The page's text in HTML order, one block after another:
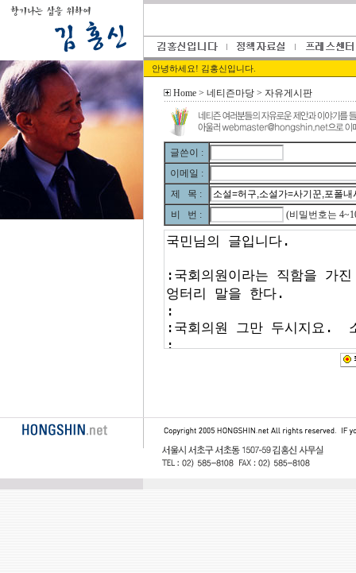
안녕하세요! 김홍신입니다.
Home> 네티즌마당 > 자유게시판
글쓴이 :
이메일 :
제 목 :
비 번 :
(비밀번호는